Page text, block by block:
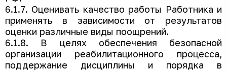
6.1.7. Оценивать качество работы Работника и
применять в зависимости от результатов
оценки различные виды поощрений.
6.1.8. В целях обеспечения безопасной
организации реабилитационного процесса,
поддержание дисциплины и порядка в